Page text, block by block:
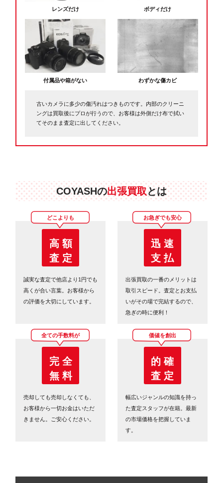
レンズだけ ボディだけ
付属品や箱がない わずかな傷カビ
古いカメラに多少の傷汚れはつきものです。内部のクリーニ
ングは買取後にプロが行うので、お客様は外側だけ布で拭い
てそのまま査定に出してください。
COYASHの出張買取とは
どこよりも
高 額
査 定
誠実な査定で他店より1円でも
高くが合い言葉。お客様から
の評価を大切にしています。
お急ぎでも安心
迅 速
支 払
出張買取の一番のメリットは
取引スピード。査定とお支払
いがその場で完結するので、
急ぎの時に便利！
全ての手数料が
完 全
無 料
売却しても売却しなくても、
お客様から一切お金はいただ
きません。ご安心ください。
価値を創出
的 確
査 定
幅広いジャンルの知識を持っ
た査定スタッフが在籍。最新
の市場価格を把握していま
す。